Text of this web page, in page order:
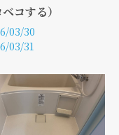
ベコする）
03/30
03/31